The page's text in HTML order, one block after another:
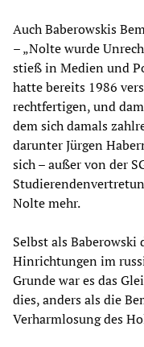
Auch Baberowskis
– „Nolte wurde
stieß in Medien und
hatte bereits 1986
rechtfertigen, und
dem sich damals
darunter Jürgen
sich – außer von der
Nolte mehr.
Selbst als
Hinrichtungen im
Grunde war es das
dies, anders als die
Verharmlosung des